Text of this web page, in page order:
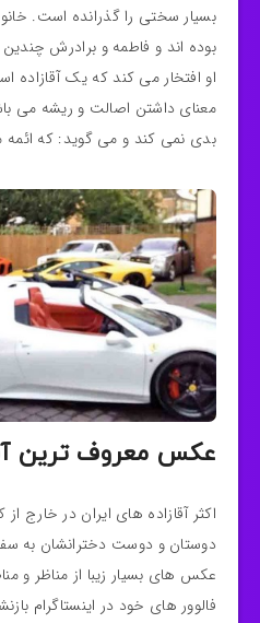
بسیار سختی را گذرانده است.
بوده اند و فاطمه و برادرش
او افتخار می کند که یک آقازاده
معنای داشتن اصالت و ریشه می
بدی نمی کند و می گوید: که ائمه
عکس معروف ترین
اکثر آقازاده های ایران در خارج
دوستان و دوست دخترانشان به
عکس های بسیار زیبا از مناظر و‌
فالوور های خود در اینستاگرام